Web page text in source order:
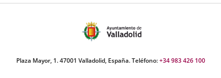
Plaza Mayor, 1. 47001 Valladolid, España. Teléfono:+34 983 426 100